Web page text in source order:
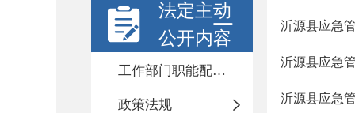
法定主动
公开内容
工作部门职能配置及内设机构
政策法规
沂源县应急
沂源县应急
沂源县应急